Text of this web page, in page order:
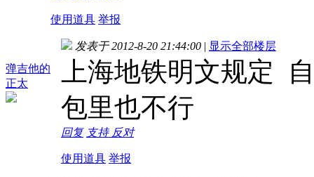
使用道具 举报
弹吉他的
正太
发表于 2012-8-20 21:44:00 | 显示全部楼层
上海地铁明文规定
包里也不行
回复 支持 反对
使用道具 举报